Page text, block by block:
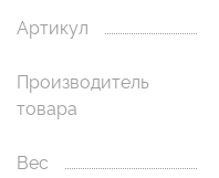
Артикул
Производитель
товара
Вес